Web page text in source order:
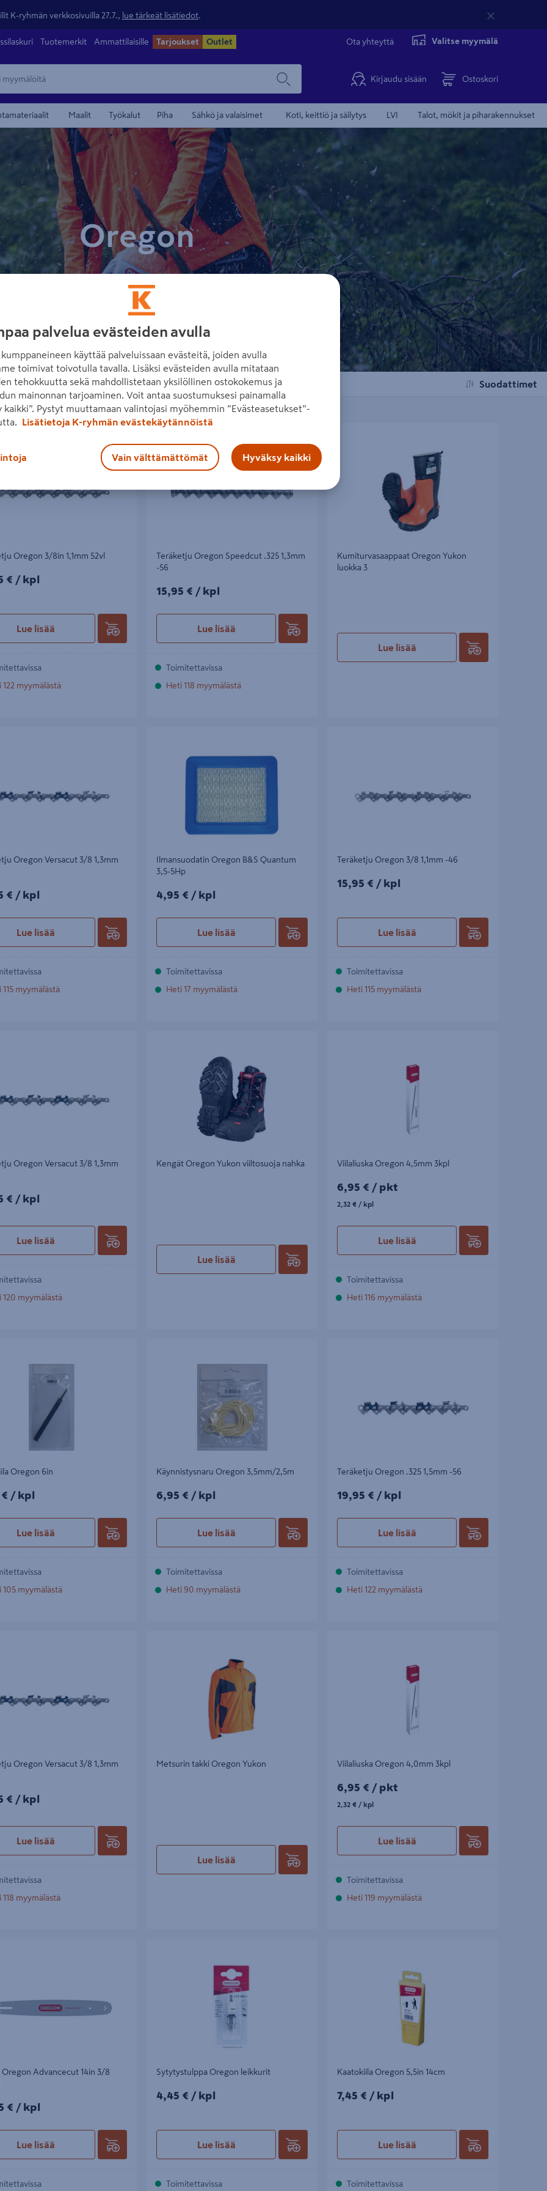
K-ryhmän verkkosivuilla 27.7., lue tärkeät lisätiedot
Tuotemerkit Ammattilaisille Tarjoukset Outlet Ota yhteyttä Valitse myymälä
Kirjaudu sisään Ostoskori
Maalit Työkalut Piha Sähkö ja valaisimet Koti, keittiö ja säilytys LVI Talot, mökit ja piharakennukset
Oregon
Suodattimet
107 tuotetta
Oregon 3/8in 1,1mm 52vl
Oregon 3/8in 1,1mm 52vl
kpl
€ / kpl
Lue lisää
122 myymälästä
Teräketju Oregon Speedcut .325 1,3mm -56
Teräketju Oregon Speedcut .325 1,3mm
-56
15,95€/kpl
15,95 € / kpl
Lue lisää
Toimitettavissa
Heti 118 myymälästä
Kumiturvasaappaat Oregon Yukon
luokka 3
Lue lisää
Oregon Versacut 3/8 1,3mm
kpl
€ / kpl
Lue lisää
115 myymälästä
Ilmansuodatin Oregon B&S Quantum
3,5-5Hp
4,95€/kpl
4,95 € / kpl
Lue lisää
Toimitettavissa
Heti 17 myymälästä
Teräketju Oregon 3/8 1,1mm -46
15,95€/kpl
15,95 € / kpl
Lue lisää
Toimitettavissa
Heti 115 myymälästä
Oregon Versacut 3/8 1,3mm
kpl
€ / kpl
Lue lisää
120 myymälästä
Kengät Oregon Yukon viiltosuoja nahka
Lue lisää
Viilaliuska Oregon 4,5mm 3kpl
6,95€/pkt
6,95 € / pkt
2,32€/kpl
2,32 € / kpl
Lue lisää
Toimitettavissa
Heti 116 myymälästä
Oregon 6in
kpl
/ kpl
Lue lisää
105 myymälästä
Käynnistysnaru Oregon 3,5mm/2,5m
6,95€/kpl
6,95 € / kpl
Lue lisää
Toimitettavissa
Heti 90 myymälästä
Teräketju Oregon .325 1,5mm -56
19,95€/kpl
19,95 € / kpl
Lue lisää
Toimitettavissa
Heti 122 myymälästä
Oregon Versacut 3/8 1,3mm
kpl
€ / kpl
Lue lisää
118 myymälästä
Metsurin takki Oregon Yukon
Lue lisää
Viilaliuska Oregon 4,0mm 3kpl
6,95€/pkt
6,95 € / pkt
2,32€/kpl
2,32 € / kpl
Lue lisää
Toimitettavissa
Heti 119 myymälästä
Oregon Advancecut 14in 3/8
kpl
€ / kpl
Lue lisää
Sytytystulppa Oregon leikkurit
4,45€/kpl
4,45 € / kpl
Lue lisää
Toimitettavissa
Kaatokiila Oregon 5,5in 14cm
7,45€/kpl
7,45 € / kpl
Lue lisää
Toimitettavissa
palvelua evästeiden avulla
käyttää palveluissaan evästeitä, joiden avulla
toimivat toivotulla tavalla. Lisäksi evästeiden avulla mitataan
tehokkuutta sekä mahdollistetaan yksilöllinen ostokokemus ja
mainonnan tarjoaminen. Voit antaa suostumuksesi painamalla
kaikki”. Pystyt muuttamaan valintojasi myöhemmin ”Evästeasetukset”-
Lisätietoja K-ryhmän evästekäytännöistä
Vain välttämättömät Hyväksy kaikki